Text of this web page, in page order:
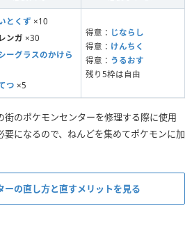
とくず ×10
レンガ ×30
ーグラスのかけら
つ ×5
得意： じならし
得意： けんちく
得意： うるおす
残り5枠は自由
街のポケモンセンターを修理する際に使用
要になるので、ねんどを集めてポケモンに加
の直し方と直すメリットを見る